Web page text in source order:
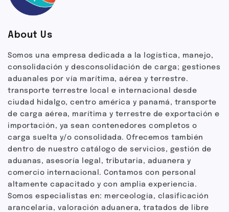
About Us
Somos una empresa dedicada a la logística, manejo,
consolidación y desconsolidación de carga; gestiones
aduanales por vía marítima, aérea y terrestre.
transporte terrestre local e internacional desde
ciudad hidalgo, centro américa y panamá, transporte
de carga aérea, marítima y terrestre de exportación e
importación, ya sean contenedores completos o
carga suelta y/o consolidada. Ofrecemos también
dentro de nuestro catálogo de servicios, gestión de
aduanas, asesoría legal, tributaria, aduanera y
comercio internacional. Contamos con personal
altamente capacitado y con amplia experiencia.
Somos especialistas en: merceología, clasificación
arancelaria, valoración aduanera, tratados de libre